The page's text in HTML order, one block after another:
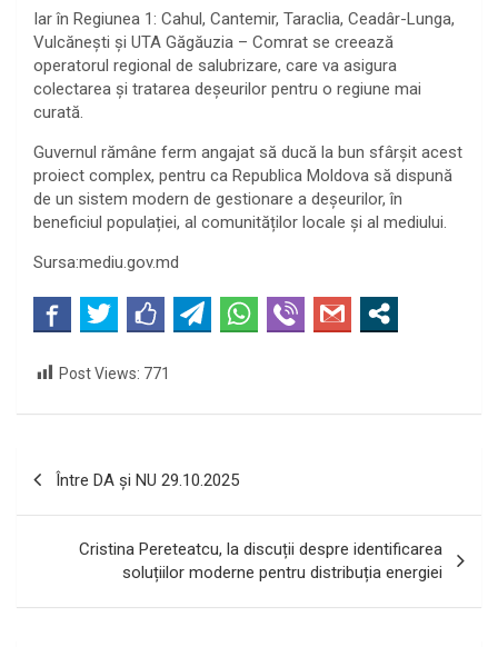
Iar în Regiunea 1: Cahul, Cantemir, Taraclia, Ceadâr-Lunga,
Vulcănești și UTA Găgăuzia – Comrat se creează
operatorul regional de salubrizare, care va asigura
colectarea și tratarea deșeurilor pentru o regiune mai
curată.
Guvernul rămâne ferm angajat să ducă la bun sfârșit acest
proiect complex, pentru ca Republica Moldova să dispună
de un sistem modern de gestionare a deșeurilor, în
beneficiul populației, al comunităților locale și al mediului.
Sursa:mediu.gov.md
Post Views: 771
Navigare
articole
Între DA și NU 29.10.2025
Cristina Pereteatcu, la discuții despre identificarea
soluțiilor moderne pentru distribuția energiei